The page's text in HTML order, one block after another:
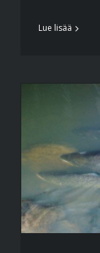
Lue lisää